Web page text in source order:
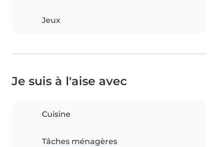
Jeux
Je suis à l'aise avec
Cuisine
Tâches ménagères